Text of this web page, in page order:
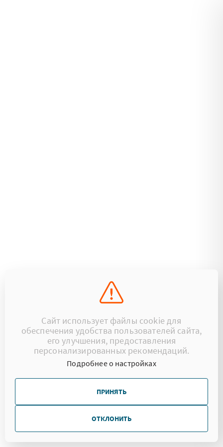
Сайт использует файлы cookie для
обеспечения удобства пользователей сайта,
его улучшения, предоставления
персонализированных рекомендаций.
Подробнее о настройках
ПРИНЯТЬ
ОТКЛОНИТЬ